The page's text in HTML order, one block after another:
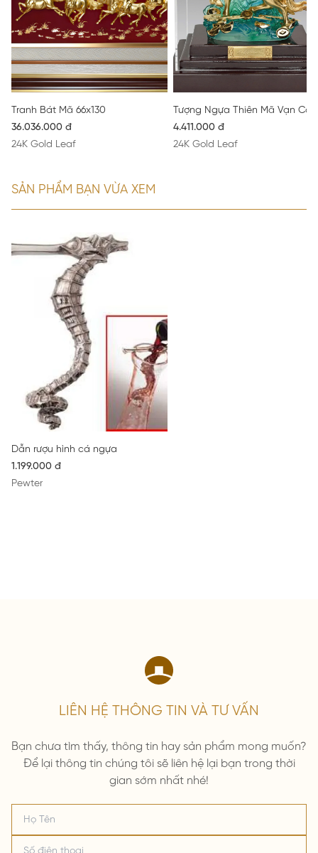
Tranh Bát Mã 66x130
36.036.000 đ
24K Gold Leaf
Tượng Ngựa Thiên Mã Vạn Cát
4.411.000 đ
24K Gold Leaf
SẢN PHẨM BẠN VỪA XEM
Dẫn rượu hình cá ngựa
1.199.000 đ
Pewter
LIÊN HỆ THÔNG TIN VÀ TƯ VẤN
Bạn chưa tìm thấy, thông tin hay sản phẩm mong muốn?
Để lại thông tin chúng tôi sẽ liên hệ lại bạn trong thời
gian sớm nhất nhé!